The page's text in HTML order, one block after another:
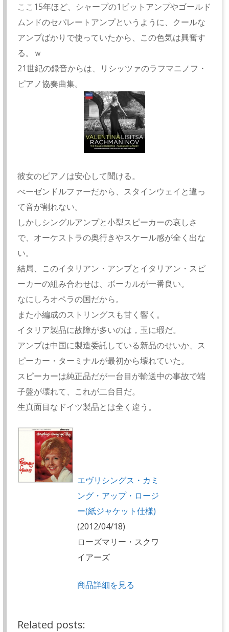
ここ15年ほど、シャープの1ビットアンプやゴールド
ムンドのセパレートアンプというように、クールな
アンプばかりで使っていたから、この色気は興奮す
る。ｗ
21世紀の録音からは、リシッツァのラフマニノフ・
ピアノ協奏曲集。
彼女のピアノは安心して聞ける。
べーゼンドルファーだから、スタインウェイと違っ
て音が割れない。
しかしシングルアンプと小型スピーカーの哀しさ
で、オーケストラの奥行きやスケール感が全く出な
い。
結局、このイタリアン・アンプとイタリアン・スピ
ーカーの組み合わせは、ボーカルが一番良い。
なにしろオペラの国だから。
また小編成のストリングスも甘く響く。
イタリア製品に故障が多いのは，玉に瑕だ。
アンプは中国に製造委託している新品のせいか、ス
ピーカー・ターミナルが最初から壊れていた。
スピーカーは純正品だが一台目が輸送中の事故で端
子盤が壊れて、これが二台目だ。
生真面目なドイツ製品とは全く違う。
エヴリシングス・カミ
ング・アップ・ロージ
ー(紙ジャケット仕様)
(2012/04/18)
ローズマリー・スクワ
イアーズ
商品詳細を見る
Related posts: